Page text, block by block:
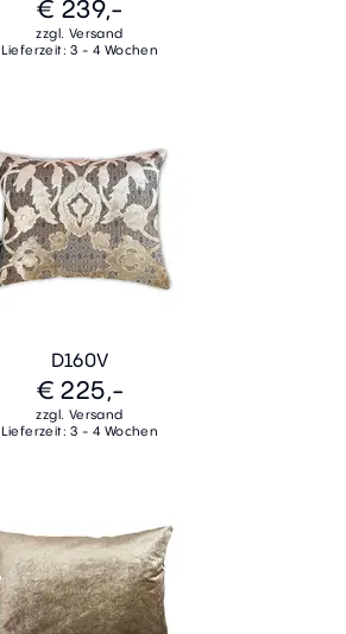
€ 239,-
zzgl. Versand
Lieferzeit: 3 - 4 Wochen
D160V
€ 225,-
zzgl. Versand
Lieferzeit: 3 - 4 Wochen